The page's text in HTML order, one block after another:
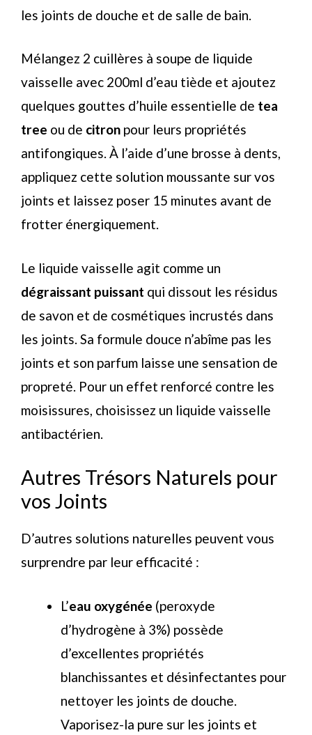
les joints de douche et de salle de bain.
Mélangez 2 cuillères à soupe de liquide
vaisselle avec 200ml d’eau tiède et ajoutez
quelques gouttes d’huile essentielle de tea
tree ou de citron pour leurs propriétés
antifongiques. À l’aide d’une brosse à dents,
appliquez cette solution moussante sur vos
joints et laissez poser 15 minutes avant de
frotter énergiquement.
Le liquide vaisselle agit comme un
dégraissant puissant qui dissout les résidus
de savon et de cosmétiques incrustés dans
les joints. Sa formule douce n’abîme pas les
joints et son parfum laisse une sensation de
propreté. Pour un effet renforcé contre les
moisissures, choisissez un liquide vaisselle
antibactérien.
Autres Trésors Naturels pour
vos Joints
D’autres solutions naturelles peuvent vous
surprendre par leur efficacité :
L’eau oxygénée (peroxyde
d’hydrogène à 3%) possède
d’excellentes propriétés
blanchissantes et désinfectantes pour
nettoyer les joints de douche.
Vaporisez-la pure sur les joints et